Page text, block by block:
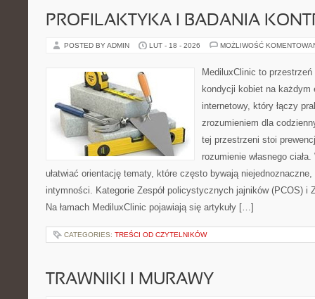
PROFILAKTYKA I BADANIA
POSTED BY ADMIN LUT - 18 - 2026 MOŻLIWOŚĆ
MediluxClinic to
kondycji kobiet na każdym
internetowy, który łączy
zrozumieniem dla
tej przestrzeni stoi
rozumienie własnego
ułatwiać orientację tematy, które często bywają
intymności. Kategorie Zespół policystycznych jajników (PCOS) i
Na łamach MediluxClinic pojawiają się artykuły […]
CATEGORIES: TREŚCI OD CZYTELNIKÓW
TRAWNIKI I MURAWY